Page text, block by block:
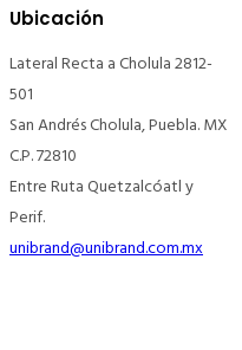
Ubicación
Lateral Recta a Cholula 2812-
501
San Andrés Cholula, Puebla. MX
C.P. 72810
Entre Ruta Quetzalcóatl y
Perif.
unibrand@unibrand.com.mx